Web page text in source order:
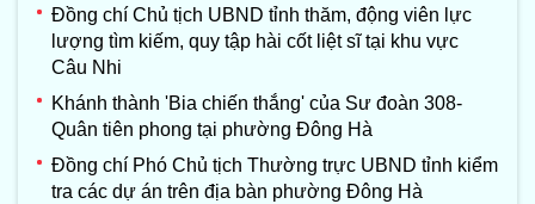
Đồng chí Chủ tịch UBND tỉnh thăm, động viên lực
lượng tìm kiếm, quy tập hài cốt liệt sĩ tại khu vực
Câu Nhi
Khánh thành 'Bia chiến thắng' của Sư đoàn 308-
Quân tiên phong tại phường Đông Hà
Đồng chí Phó Chủ tịch Thường trực UBND tỉnh kiểm
tra các dự án trên địa bàn phường Đông Hà